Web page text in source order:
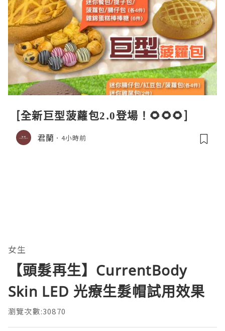
[全新巨型菠蘿包2.0登場！🌻🌻🌻]
君蘭 4小時前
女生
【頭髮再生】CurrentBody
Skin LED 光療生髮帽試用效果
瀏覽次數:30870